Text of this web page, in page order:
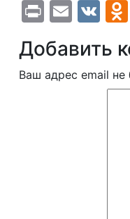
PrintEmail
VK
Добавить
Ваш адрес email не